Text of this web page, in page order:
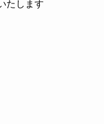
たします